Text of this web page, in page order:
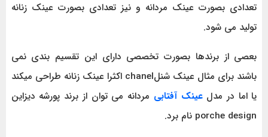
تعدادی بصورت عینک مردانه و نیز تعدادی بصورت عینک زنانه
تولید می شود.
بعصی از برندها بصورت تخصصی دارای این تقسیم بندی نمی
باشند برای مثال عینک شنلchanel اکثرا عینک زنانه طراحی میکند
یا اما در مدلعینک آفتابی مردانه می توان از برند پورشه دیزاین
porche design نام برد.